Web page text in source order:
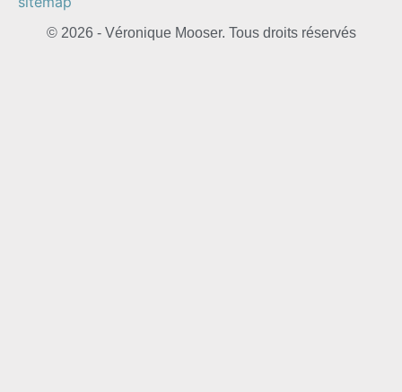
© 2026 - Véronique Mooser. Tous droits réservés